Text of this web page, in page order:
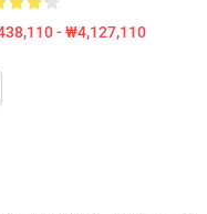
- ₩4,127,110